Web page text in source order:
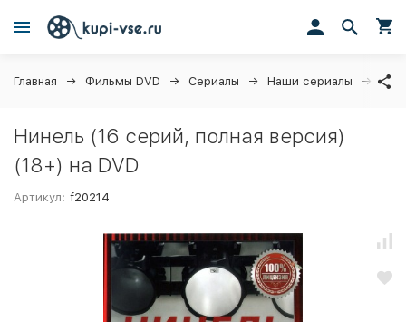
Главная Фильмы DVD Сериалы Наши сериалы
Нинель (16 серий, полная версия)
(18+) на DVD
Артикул: f20214